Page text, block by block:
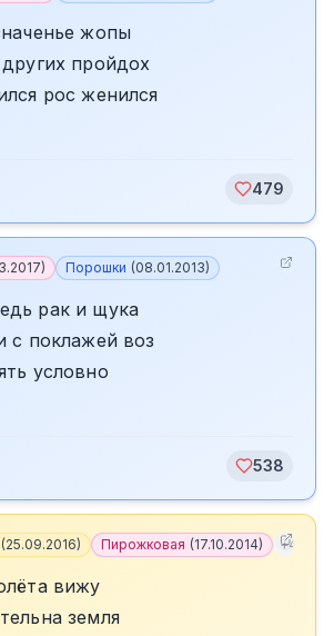
жопы
пройдох
рос женился
479
) Порошки (08.01.2013)
рак и щука
с поклажей воз
условно
538
(25.09.2016) Пирожковая (17.10.2014) +4
вижу
земля